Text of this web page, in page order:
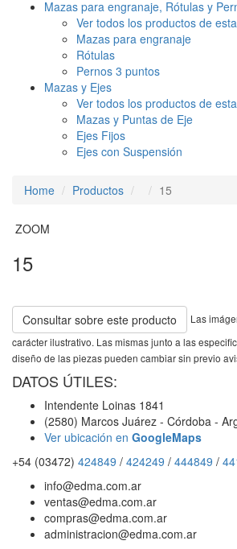
Mazas para engranaje, Rótulas y
Ver todos los productos de
Mazas para engranaje
Rótulas
Pernos 3 puntos
Mazas y Ejes
Ver todos los productos de
Mazas y Puntas de Eje
Ejes Fijos
Ejes con Suspensión
Home Productos 15
ZOOM
15
Consultar sobre este producto
Las
carácter ilustrativo. Las mismas junto a las
diseño de las piezas pueden cambiar sin previo
DATOS ÚTILES:
Intendente Loinas 1841
(2580) Marcos Juárez - Córdoba -
Ver ubicación en GoogleMaps
+54 (03472) 424849 / 424249 / 444849 /
info@edma.com.ar
ventas@edma.com.ar
compras@edma.com.ar
administracion@edma.com.ar